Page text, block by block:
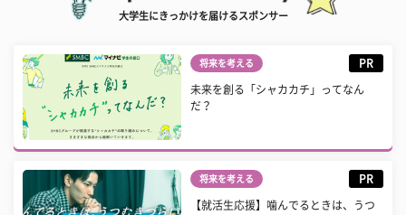
大学生にきっかけを届けるスポンサー
将来を考える PR
未来を創る「シャカカチ」ってなん
だ？
将来を考える PR
【就活生応援】噛んでるときは、うつ